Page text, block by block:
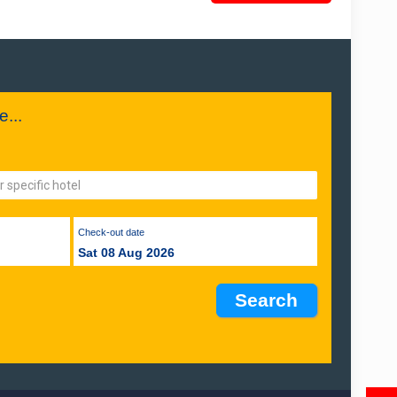
Check-out date
Sat 08 Aug 2026